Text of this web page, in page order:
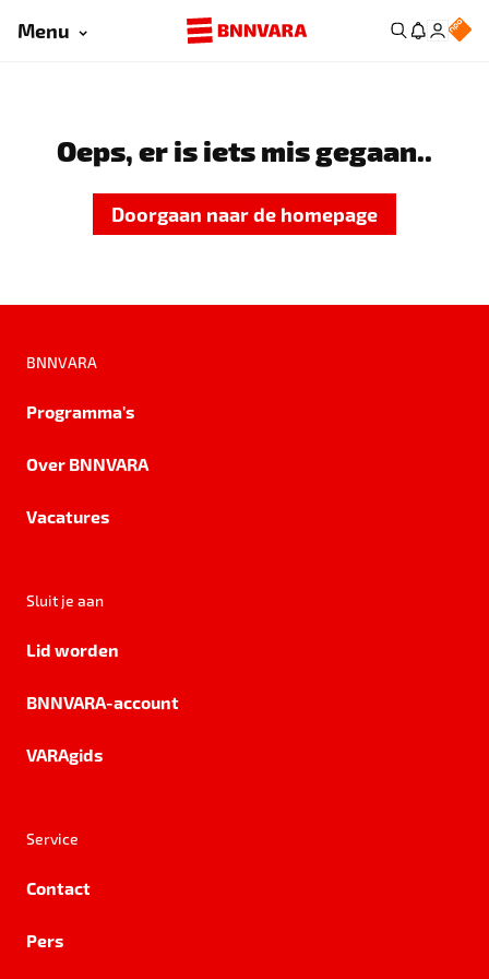
Menu
Oeps, er is iets mis gegaan..
Doorgaan naar de homepage
BNNVARA
Programma's
Over BNNVARA
Vacatures
Sluit je aan
Lid worden
BNNVARA-account
VARAgids
Service
Contact
Pers